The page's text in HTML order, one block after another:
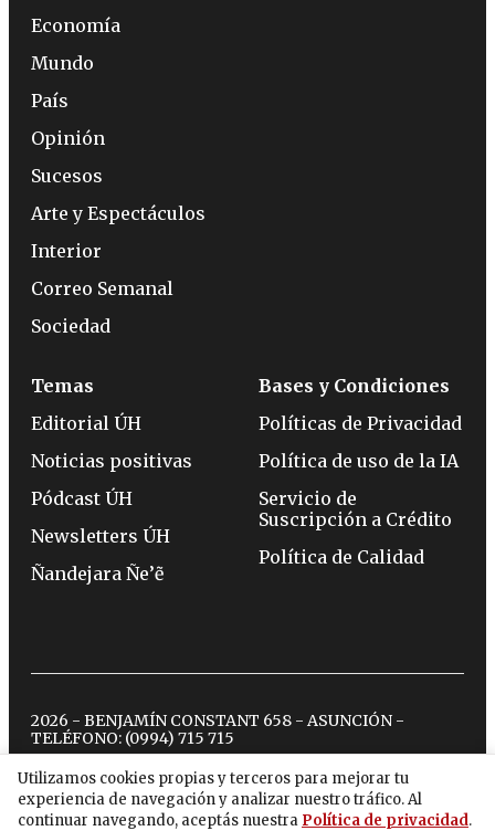
Utilizamos cookies propias y terceros para mejorar tu
experiencia de navegación y analizar nuestro tráfico. Al
continuar navegando, aceptás nuestra Política de privacidad.
Economía
Mundo
País
Opinión
Sucesos
Arte y Espectáculos
Interior
Correo Semanal
Sociedad
Temas
Editorial ÚH
Noticias positivas
Pódcast ÚH
Newsletters ÚH
Ñandejara Ñe’ẽ
Bases y Condiciones
Políticas de Privacidad
Política de uso de la IA
Servicio de
Suscripción a Crédito
Política de Calidad
2026 - BENJAMÍN CONSTANT 658 - ASUNCIÓN -
TELÉFONO: (0994) 715 715
twitterinstagram
facebook
tiktokyoutubespotify